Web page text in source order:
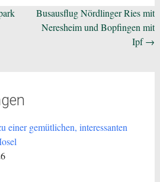
Busausflug Nördlinger Ries mit
Neresheim und Bopfingen mit
Ipf→
einer gemütlichen, interessanten